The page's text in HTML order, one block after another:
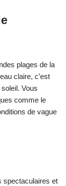
plages de la
claire, c’est
Vous
comme le
de vague
spectaculaires et